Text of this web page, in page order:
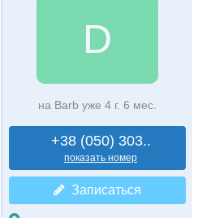
D
на Barb уже 4 г. 6 мес.
+38 (050) 303..
показать номер
Записаться